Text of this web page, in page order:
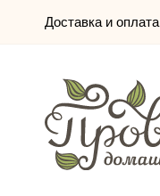
Доставка и оплата